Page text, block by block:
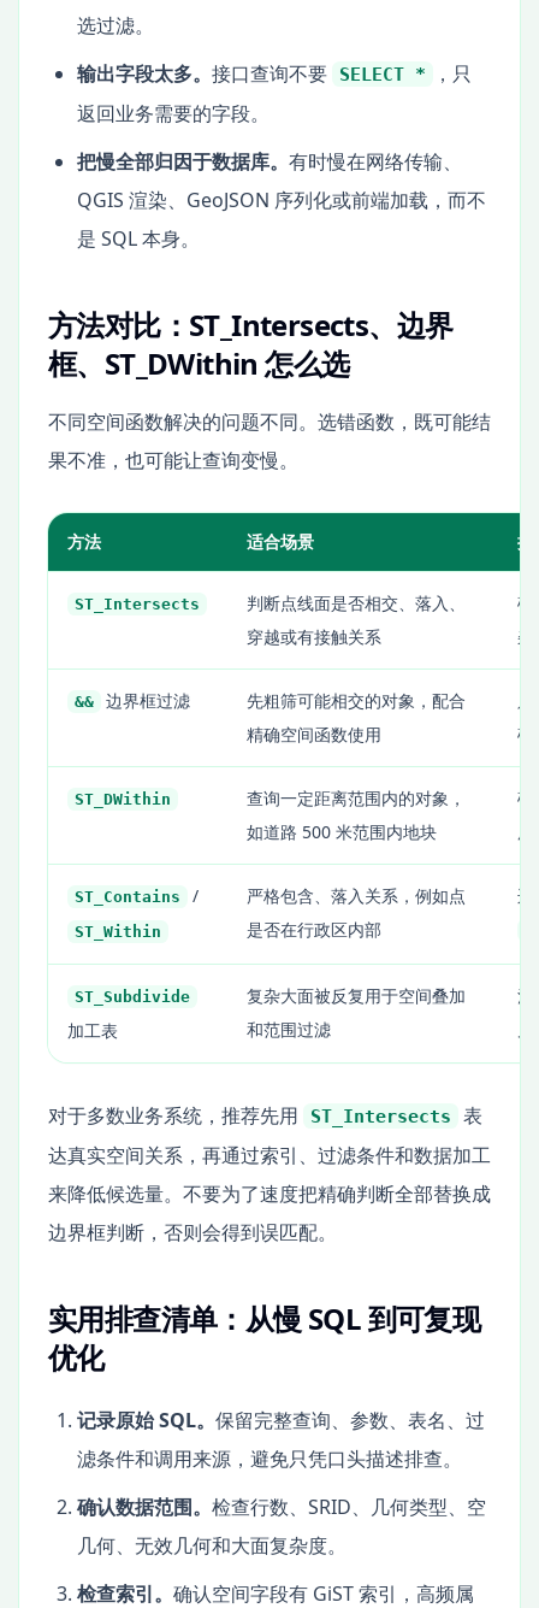
选过滤。
输出字段太多。 接口查询不要 SELECT *
，只
返回业务需要的字段。
把慢全部归因于数据库。 有时慢在网络传输、
QGIS 渲染、GeoJSON 序列化或前端加载，而不
是 SQL 本身。
方法对比：ST_Intersects、边界
框、ST_DWithin 怎么选
不同空间函数解决的问题不同。选错函数，既可能结
果不准，也可能让查询变慢。
方法 适合场景 排
ST_Intersects
判断点线面是否相交、落入、
穿越或有接触关系
确
杂
&& 边界框过滤
先粗筛可能相交的对象，配合
精确空间函数使用
确
ST_DWithin
查询一定距离范围内的对象，
如道路 500 米范围内地块
确
ST_Contains /
ST_Within
严格包含、落入关系，例如点
是否在行政区内部
边
ST_Subdivide
加工表
复杂大面被反复用于空间叠加
和范围过滤
注
对于多数业务系统，推荐先用 ST_Intersects
表
达真实空间关系，再通过索引、过滤条件和数据加工
来降低候选量。不要为了速度把精确判断全部替换成
边界框判断，否则会得到误匹配。
实用排查清单：从慢 SQL 到可复现
优化
记录原始 SQL。 保留完整查询、参数、表名、过
滤条件和调用来源，避免只凭口头描述排查。
确认数据范围。 检查行数、SRID、几何类型、空
几何、无效几何和大面复杂度。
检查索引。 确认空间字段有 GiST 索引，高频属